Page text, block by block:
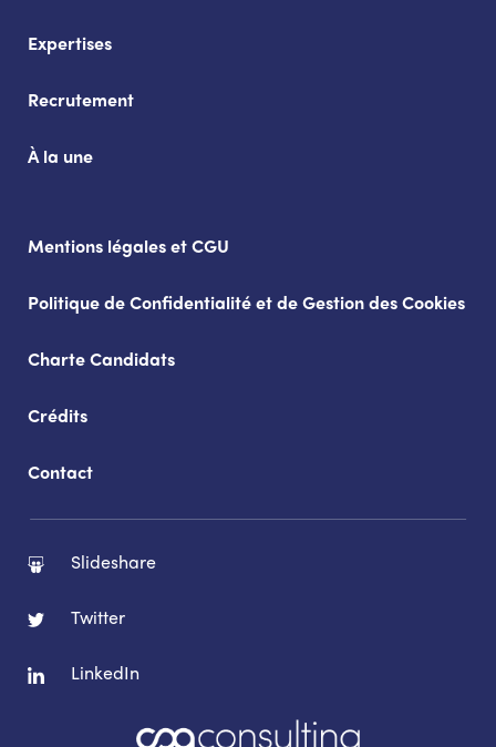
Expertises
Recrutement
À la une
Mentions légales et CGU
Politique de Confidentialité et de Gestion des Cookies
Charte Candidats
Crédits
Contact
Slideshare
Twitter
LinkedIn